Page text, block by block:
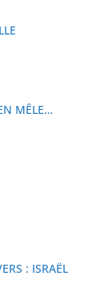
MÊLE…
: ISRAËL